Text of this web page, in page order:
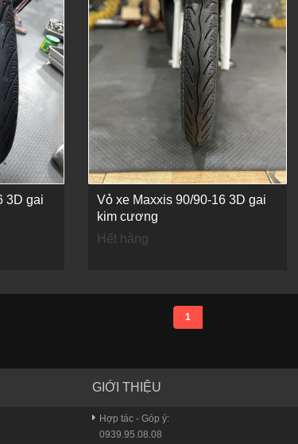
3D gai
Vỏ xe Maxxis 90/90-16 3D gai
kim cương
Hết hàng
1
GIỚI THIỆU
Hợp tác - Góp ý:
0939.95.08.08